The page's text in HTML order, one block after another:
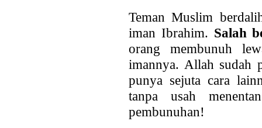
Teman Muslim
iman Ibrahim. Salah
orang membunuh
imannya. Allah
punya sejuta cara
tanpa usah
pembunuhan!